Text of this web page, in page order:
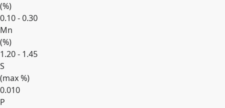
(%)
0.10 - 0.30
Mn
(%)
1.20 - 1.45
S
(max%)
0.010
P